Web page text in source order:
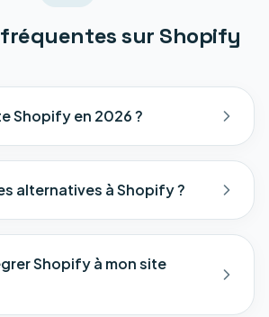
sur Shopify
Shopify en 2026 ?
alternatives à Shopify ?
Shopify à mon site